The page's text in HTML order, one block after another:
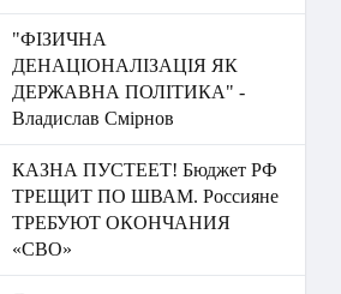
"ФІЗИЧНА
ДЕНАЦІОНАЛІЗАЦІЯ ЯК
ДЕРЖАВНА ПОЛІТИКА" -
Владислав Смірнов
КАЗНА ПУСТЕЕТ! Бюджет РФ
ТРЕЩИТ ПО ШВАМ. Россияне
ТРЕБУЮТ ОКОНЧАНИЯ
«СВО»